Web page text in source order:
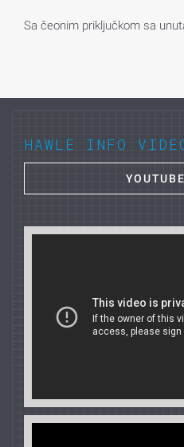
Sa čeonim priključkom sa
HAWLE INFO